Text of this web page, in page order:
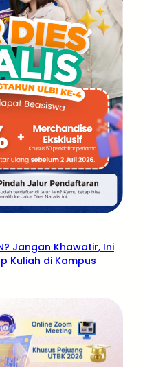
Jangan Khawatir, Ini
Kuliah di Kampus